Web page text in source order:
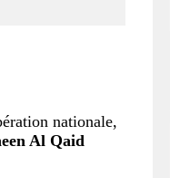
nationale,
Al Qaid